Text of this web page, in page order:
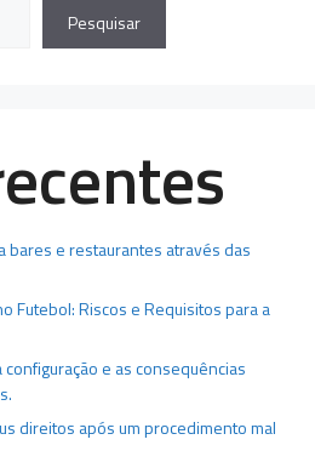
Pesquisar
bares e restaurantes através das
Futebol: Riscos e Requisitos para a
e as consequências
direitos após um procedimento mal